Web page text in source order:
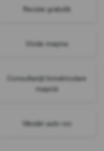
Revizie gratuită
Vinde mașina
Consultanță înmatriculare
mașină
Vânzări auto noi